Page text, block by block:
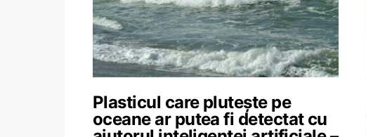
Plasticul care plutește pe
oceane ar putea fi detectat cu